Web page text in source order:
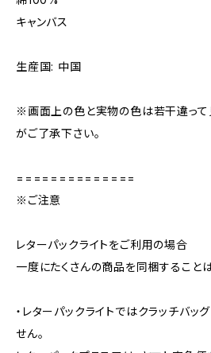
キャンバス
生産国: 中国
※画面上の色と実物の色は若干違って
がご了承下さい。
==============
※ご注意
レターパックライトをご利用の場合
一度にたくさんの商品を同梱することは
・レターパックライトではクラッチバッ
せん。